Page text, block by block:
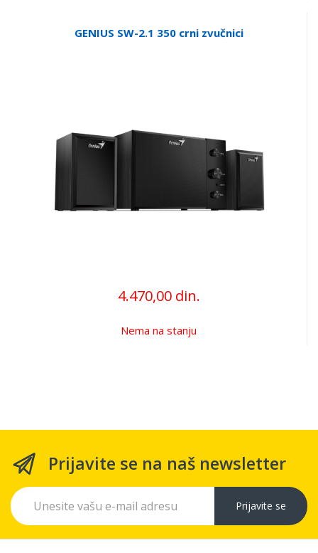
GENIUS SW-2.1 350 crni zvučnici
4.470,00 din.
Nema na stanju
Prijavite se na naš newsletter
Prijavite se